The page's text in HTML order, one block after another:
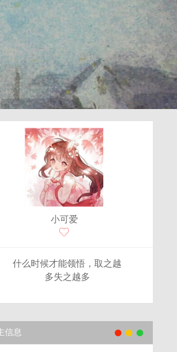
小可爱
什么时候才能领悟，取之越
多失之越多
信息